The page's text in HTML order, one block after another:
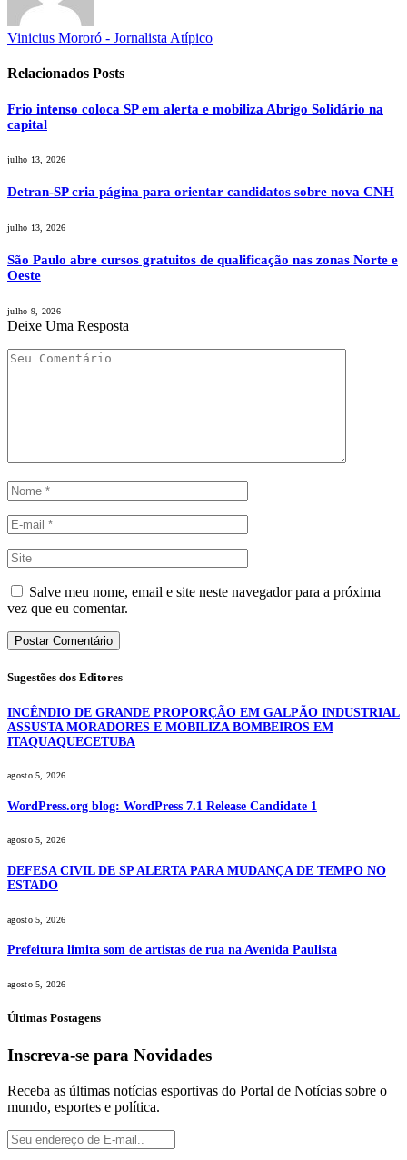
Vinicius Mororó - Jornalista Atípico
Relacionados Posts
Frio intenso coloca SP em alerta e mobiliza Abrigo Solidário na
capital
julho 13, 2026
Detran-SP cria página para orientar candidatos sobre nova CNH
julho 13, 2026
São Paulo abre cursos gratuitos de qualificação nas zonas Norte e
Oeste
julho 9, 2026
Deixe Uma Resposta
Salve meu nome, email e site neste navegador para a próxima
vez que eu comentar.
Sugestões dos Editores
INCÊNDIO DE GRANDE PROPORÇÃO EM GALPÃO INDUSTRIAL
ASSUSTA MORADORES E MOBILIZA BOMBEIROS EM
ITAQUAQUECETUBA
agosto 5, 2026
WordPress.org blog: WordPress 7.1 Release Candidate 1
agosto 5, 2026
DEFESA CIVIL DE SP ALERTA PARA MUDANÇA DE TEMPO NO
ESTADO
agosto 5, 2026
Prefeitura limita som de artistas de rua na Avenida Paulista
agosto 5, 2026
Últimas Postagens
Inscreva-se para Novidades
Receba as últimas notícias esportivas do Portal de Notícias sobre o
mundo, esportes e política.